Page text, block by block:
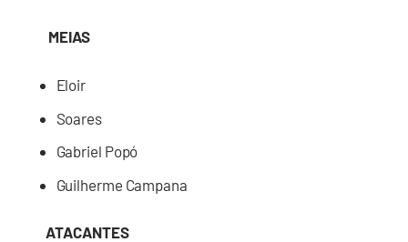
MEIAS
Eloir
Soares
Gabriel Popó
Guilherme Campana
ATACANTES